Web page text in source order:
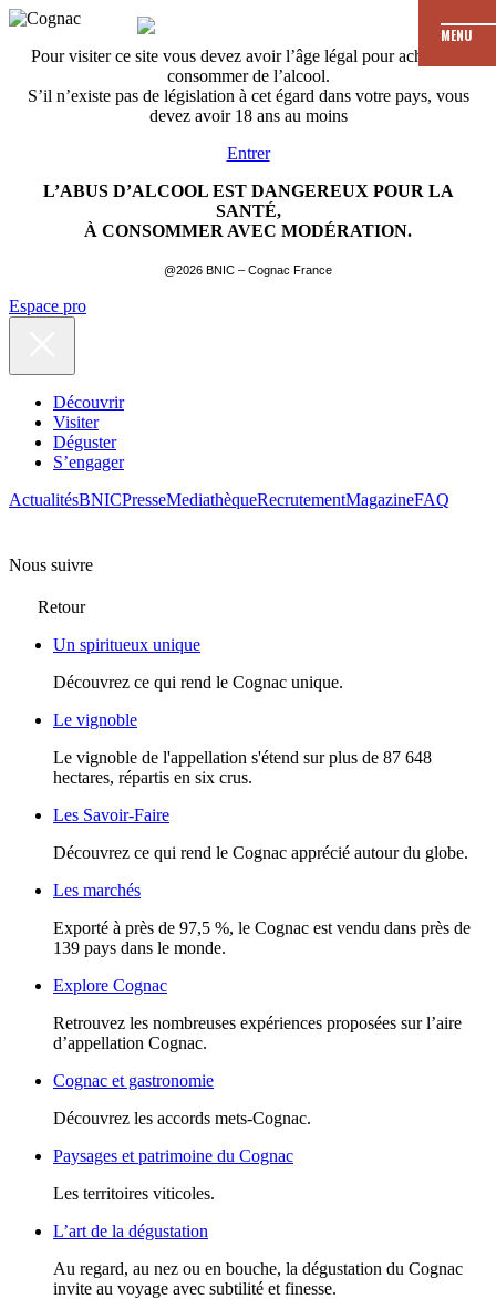
Pour visiter ce site vous devez avoir l’âge légal pour acheter et
consommer de l’alcool.
S’il n’existe pas de législation à cet égard dans votre pays, vous
devez avoir 18 ans au moins
Entrer
L’ABUS D’ALCOOL EST DANGEREUX POUR LA
SANTÉ,
À CONSOMMER AVEC MODÉRATION.
@2026 BNIC – Cognac France
MENU
Espace pro
Découvrir
Visiter
Déguster
S’engager
ActualitésBNICPresseMediathèqueRecrutementMagazineFAQ
Nous suivre
Retour
Un spiritueux unique
Découvrez ce qui rend le Cognac unique.
Le vignoble
Le vignoble de l'appellation s'étend sur plus de 87 648
hectares, répartis en six crus.
Les Savoir-Faire
Découvrez ce qui rend le Cognac apprécié autour du globe.
Les marchés
Exporté à près de 97,5 %, le Cognac est vendu dans près de
139 pays dans le monde.
Explore Cognac
Retrouvez les nombreuses expériences proposées sur l’aire
d’appellation Cognac.
Cognac et gastronomie
Découvrez les accords mets-Cognac.
Paysages et patrimoine du Cognac
Les territoires viticoles.
L’art de la dégustation
Au regard, au nez ou en bouche, la dégustation du Cognac
invite au voyage avec subtilité et finesse.